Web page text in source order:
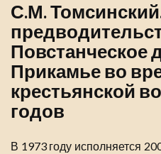
С.М.
Повстанческое
Прикамье во
крестьянской
годов
В 1973 году исполняется